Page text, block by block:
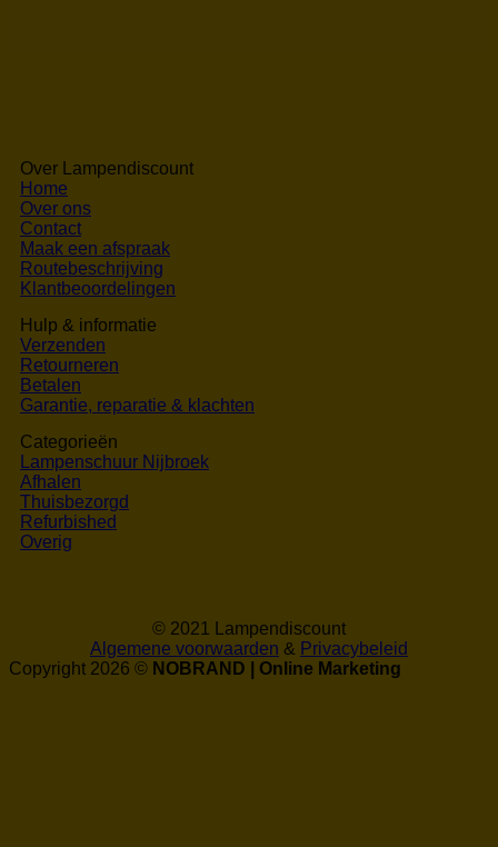
Over Lampendiscount
Home
Over ons
Contact
Maak een afspraak
Routebeschrijving
Klantbeoordelingen
Hulp & informatie
Verzenden
Retourneren
Betalen
Garantie, reparatie & klachten
Categorieën
Lampenschuur Nijbroek
Afhalen
Thuisbezorgd
Refurbished
Overig
© 2021 Lampendiscount
Algemene voorwaarden & Privacybeleid
Copyright 2026 © NOBRAND | Online Marketing